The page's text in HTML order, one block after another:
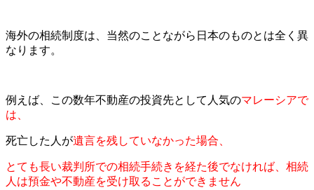
海外の相続制度は、当然のことながら日本のものとは全く異
なります。
例えば、この数年不動産の投資先として人気のマレーシアで
は、
死亡した人が遺言を残していなかった場合、
とても長い裁判所での相続手続きを経た後でなければ、相続
人は預金や不動産を受け取ることができません